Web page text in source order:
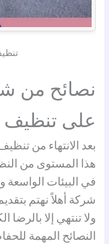
نصائح من
على تنظيف
بعد الانتهاء من
هذا المستوى من
في البيئات الواسعة
شركة أهلاً نهتم
ولا تنتهي إلا
النصائح المهمة